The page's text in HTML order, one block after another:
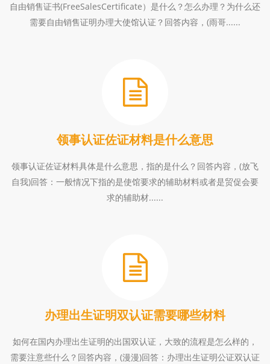
自由销售证书(FreeSalesCertificate）是什么？怎么办理？为什么还
需要自由销售证明办理大使馆认证？回答内容，(雨哥......
领事认证佐证材料是什么意思
领事认证佐证材料具体是什么意思，指的是什么？回答内容，(放飞
自我)回答：一般情况下指的是使馆要求的辅助材料或者是贸促会要
求的辅助材......
办理出生证明双认证需要哪些材料
如何在国内办理出生证明的出国双认证，大致的流程是怎么样的，
需要注意些什么？回答内容，(漫漫)回答：办理出生证明公证双认证